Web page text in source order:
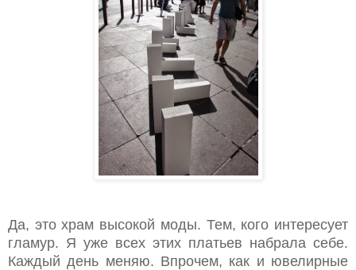
Да, это храм высокой моды. Тем, кого интересует
гламур. Я уже всех этих платьев набрала себе.
Каждый день меняю. Впрочем, как и ювелирные